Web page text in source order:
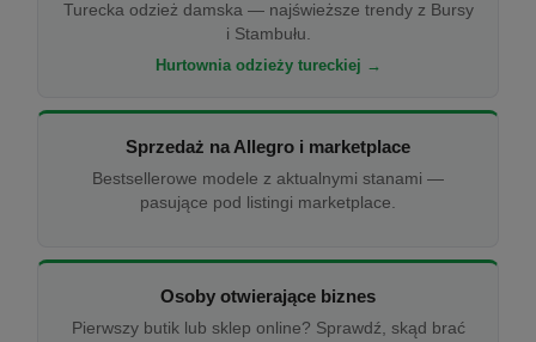
Turecka odzież damska — najświeższe trendy z Bursy
i Stambułu.
Hurtownia odzieży tureckiej →
Sprzedaż na Allegro i marketplace
Bestsellerowe modele z aktualnymi stanami —
pasujące pod listingi marketplace.
Osoby otwierające biznes
Pierwszy butik lub sklep online? Sprawdź, skąd brać